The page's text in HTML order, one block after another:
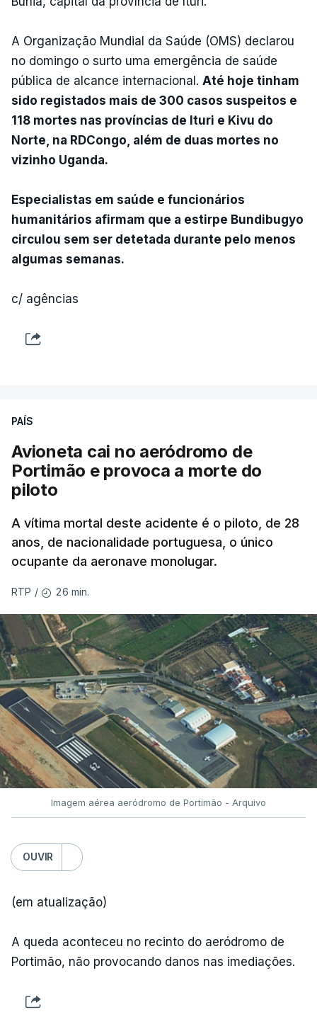
A Organização Mundial da Saúde (OMS) declarou
no domingo o surto uma emergência de saúde
pública de alcance internacional. Até hoje tinham
sido registados mais de 300 casos suspeitos e
118 mortes nas províncias de Ituri e Kivu do
Norte, na RDCongo, além de duas mortes no
vizinho Uganda.
Especialistas em saúde e funcionários
humanitários afirmam que a estirpe Bundibugyo
circulou sem ser detetada durante pelo menos
algumas semanas.
c/ agências
PAÍS
Avioneta cai no aeródromo de
Portimão e provoca a morte do
piloto
A vítima mortal deste acidente é o piloto, de 28
anos, de nacionalidade portuguesa, o único
ocupante da aeronave monolugar.
RTP / 26 min.
Imagem aérea aeródromo de Portimão - Arquivo
OUVIR
(em atualização)
A queda aconteceu no recinto do aeródromo de
Portimão, não provocando danos nas imediações.